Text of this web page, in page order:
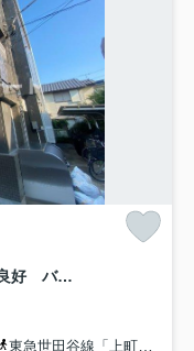
ティブロンコート 最上階 陽当たり良好 バストイレ別
東急世田谷線「上町」駅 徒歩12分